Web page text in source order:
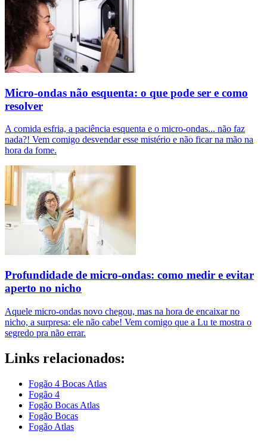
Micro-ondas não esquenta: o que pode ser e como
resolver
A comida esfria, a paciência esquenta e o micro-ondas... não faz
nada?! Vem comigo desvendar esse mistério e não ficar na mão na
hora da fome.
Profundidade de micro-ondas: como medir e evitar
aperto no nicho
Aquele micro-ondas novo chegou, mas na hora de encaixar no
nicho, a surpresa: ele não cabe! Vem comigo que a Lu te mostra o
segredo pra não errar.
Links relacionados:
Fogão 4 Bocas Atlas
Fogão 4
Fogão Bocas Atlas
Fogão Bocas
Fogão Atlas